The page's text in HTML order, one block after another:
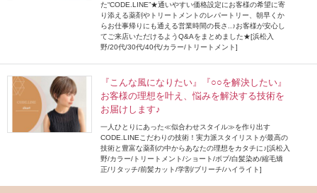
た“CODE.LINE”★通いやすい価格設定にお客様の希望に寄
り添える薬剤やトリートメントのレパートリー、朝早くか
らお仕事帰りにも通える営業時間の長さ..♪お客様が安心し
てご来店いただけるようQ&Aをまとめました★[浜松入
野/20代/30代/40代/カラー/トリートメント]
『こんな風になりたい』『○○を解決したい』
お客様の理想を叶え、悩みを解決する技術を
お届けします♪
一人ひとりにあった≪似合わせスタイル≫を作り出す
CODE.LINEこだわりの技術！実力派スタイリストが最高の
技術と豊富な薬剤の中からあなたの理想をカタチに♪[浜松入
野/カラー/トリートメント/ショート/ボブ/白髪染め/縮毛矯
正/リタッチ/前髪カット/学割/ブリーチ/ハイライト]